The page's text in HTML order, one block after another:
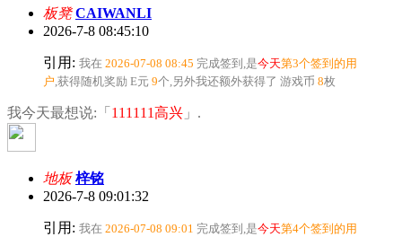
板凳 CAIWANLI
2026-7-8 08:45:10
引用: 我在 2026-07-08 08:45 完成签到,是今天第3个签到的用
户 ,获得随机奖励 E元 9个 ,另外我还额外获得了 游戏币 8枚
我今天最想说:「 111111高兴 」.
地板 梓铭
2026-7-8 09:01:32
引用: 我在 2026-07-08 09:01 完成签到,是今天第4个签到的用